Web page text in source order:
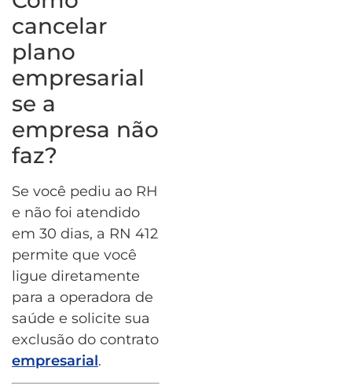
cancelar
plano
empresarial
se a
empresa não
faz?
Se você pediu ao RH
e não foi atendido
em 30 dias, a RN 412
permite que você
ligue diretamente
para a operadora de
saúde e solicite sua
exclusão do contrato
empresarial.